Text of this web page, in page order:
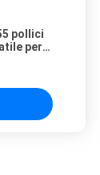
pollici
per